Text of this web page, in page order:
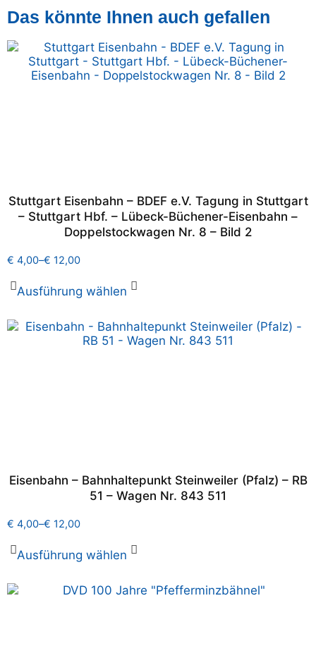
Das könnte Ihnen auch gefallen
Stuttgart Eisenbahn – BDEF e.V. Tagung in Stuttgart
– Stuttgart Hbf. – Lübeck-Büchener-Eisenbahn –
Doppelstockwagen Nr. 8 – Bild 2
€ 4,00–€ 12,00
Ausführung wählen
Eisenbahn – Bahnhaltepunkt Steinweiler (Pfalz) – RB
51 – Wagen Nr. 843 511
€ 4,00–€ 12,00
Ausführung wählen